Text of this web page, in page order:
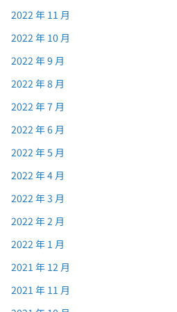
2022 年 11 月
2022 年 10 月
2022 年 9 月
2022 年 8 月
2022 年 7 月
2022 年 6 月
2022 年 5 月
2022 年 4 月
2022 年 3 月
2022 年 2 月
2022 年 1 月
2021 年 12 月
2021 年 11 月